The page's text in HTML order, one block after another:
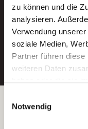
zu können und die
analysieren.
Verwendung
soziale Medien,
Partner führen
weiteren Daten
Wenn Sie auf
Sie der
Notwendig
Ein
E-
Betreiber der